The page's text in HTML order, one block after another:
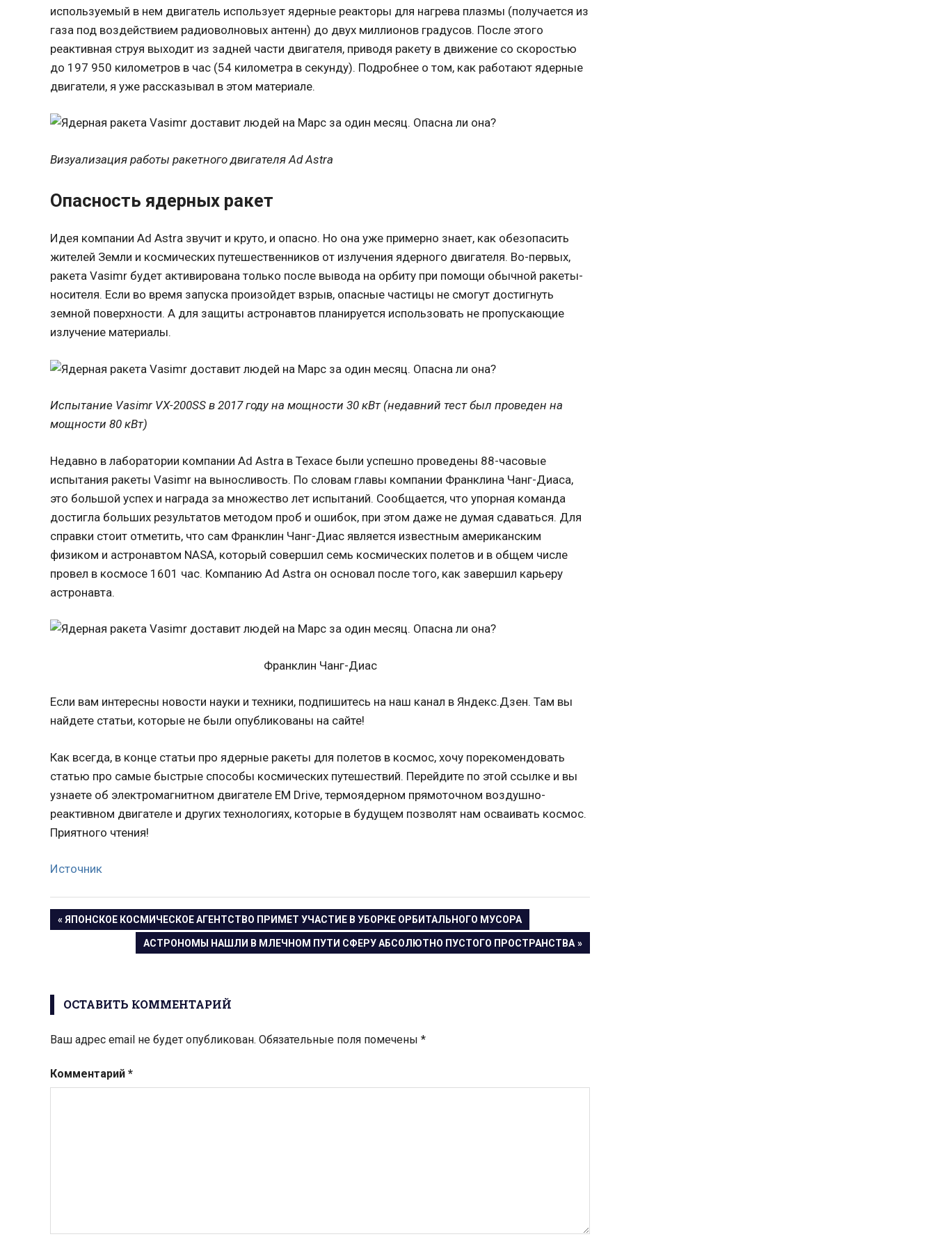
используемый в нем двигатель использует ядерные реакторы для нагрева плазмы (получается из
газа под воздействием радиоволновых антенн) до двух миллионов градусов. После этого
реактивная струя выходит из задней части двигателя, приводя ракету в движение со скоростью
до 197 950 километров в час (54 километра в секунду). Подробнее о том, как работают ядерные
двигатели, я уже рассказывал в этом материале.
Визуализация работы ракетного двигателя Ad Astra
Опасность ядерных ракет
Идея компании Ad Astra звучит и круто, и опасно. Но она уже примерно знает, как обезопасить
жителей Земли и космических путешественников от излучения ядерного двигателя. Во-первых,
ракета Vasimr будет активирована только после вывода на орбиту при помощи обычной ракеты-
носителя. Если во время запуска произойдет взрыв, опасные частицы не смогут достигнуть
земной поверхности. А для защиты астронавтов планируется использовать не пропускающие
излучение материалы.
Испытание Vasimr VX-200SS в 2017 году на мощности 30 кВт (недавний тест был проведен на
мощности 80 кВт)
Недавно в лаборатории компании Ad Astra в Техасе были успешно проведены 88-часовые
испытания ракеты Vasimr на выносливость. По словам главы компании Франклина Чанг-Диаса,
это большой успех и награда за множество лет испытаний. Сообщается, что упорная команда
достигла больших результатов методом проб и ошибок, при этом даже не думая сдаваться. Для
справки стоит отметить, что сам Франклин Чанг-Диас является известным американским
физиком и астронавтом NASA, который совершил семь космических полетов и в общем числе
провел в космосе 1601 час. Компанию Ad Astra он основал после того, как завершил карьеру
астронавта.
Франклин Чанг-Диас
Если вам интересны новости науки и техники, подпишитесь на наш канал в Яндекс.Дзен. Там вы
найдете статьи, которые не были опубликованы на сайте!
Как всегда, в конце статьи про ядерные ракеты для полетов в космос, хочу порекомендовать
статью про самые быстрые способы космических путешествий. Перейдите по этой ссылке и вы
узнаете об электромагнитном двигателе EM Drive, термоядерном прямоточном воздушно-
реактивном двигателе и других технологиях, которые в будущем позволят нам осваивать космос.
Приятного чтения!
Источник
Навигация
ПРЕДЫДУЩАЯ
ЯПОНСКОЕ КОСМИЧЕСКОЕ АГЕНТСТВО ПРИМЕТ УЧАСТИЕ В УБОРКЕ ОРБИТАЛЬНОГО МУСОРА
СЛЕДУЮЩАЯ
ЗАПИСЬ:
АСТРОНОМЫ НАШЛИ В МЛЕЧНОМ ПУТИ СФЕРУ АБСОЛЮТНО ПУСТОГО ПРОСТРАНСТВА
ОСТАВИТЬ КОММЕНТАРИЙ
Ваш адрес email не будет опубликован. Обязательные поля помечены *
Комментарий *